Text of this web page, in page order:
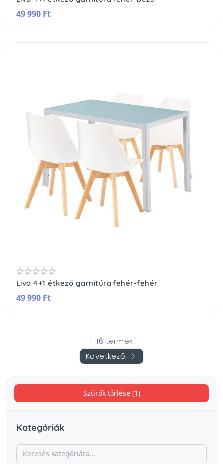
Szűrők törlése (1)
Kategóriák
49 990 Ft
Liva 4+1 étkező garnitúra fehér-fehér
49 990 Ft
1-16 termék
Következő